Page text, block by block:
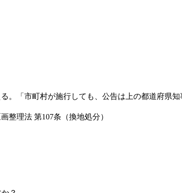
。「市町村が施行しても、公告は上の都道府県知
整理法 第107条（換地処分）